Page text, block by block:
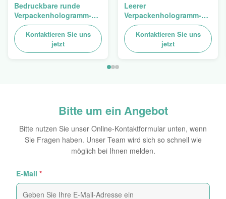
Bedruckbare runde
Verpackenhologramm-
ursprünglicher
Aufkleber-ganz
eigenhändig geschriebe
selbstklebende Blätter
Kontaktieren Sie uns
jetzt
Leerer
Verpackenhologramm-
Sicherheits-Aufkleber-
Besetzer-offensichtlicher
Hologramm-Aufkleber
Logo Laser
Kontaktieren Sie uns
jetzt
Bitte um ein Angebot
Bitte nutzen Sie unser Online-Kontaktformular unten, wenn
Sie Fragen haben. Unser Team wird sich so schnell wie
möglich bei Ihnen melden.
E-Mail *